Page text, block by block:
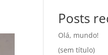
Posts
Olá, mundo!
(sem título)